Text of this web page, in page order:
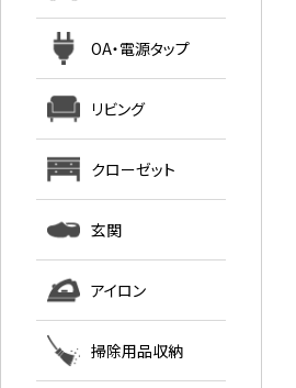
OA・電源タップ
リビング
クローゼット
玄関
アイロン
掃除用品収納